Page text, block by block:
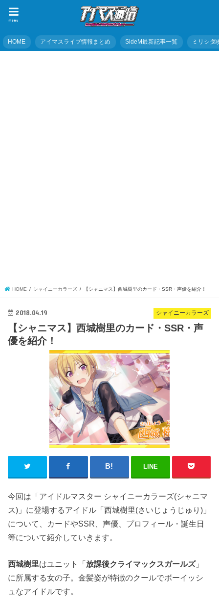
menu
HOME アイマスライブ情報まとめ SideM最新記事一覧 ミリシタ
HOME シャイニーカラーズ 【シャニマス】西城樹里のカード・SSR・声優を紹介！
シャイニーカラーズ
2018.04.19
【シャニマス】西城樹里のカード・SSR・声
優を紹介！
LINE
今回は「アイドルマスター シャイニーカラーズ(シャニマ
ス)」に登場するアイドル「西城樹里(さいじょうじゅり) 」
について、カードやSSR、声優、プロフィール・誕生日
等について紹介していきます。
西城樹里はユニット「放課後クライマックスガールズ」
に所属する女の子。金髪姿が特徴のクールでボーイッシ
ュなアイドルです。